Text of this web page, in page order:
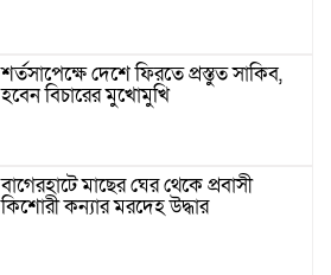
শর্তসাপেক্ষে দেশে ফিরতে প্রস্তুত সাকিব,
হবেন বিচারের মুখোমুখি
বাগেরহাটে মাছের ঘের থেকে প্রবাসী
কিশোরী কন্যার মরদেহ উদ্ধার